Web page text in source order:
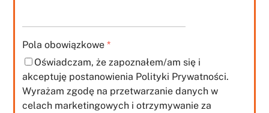
Pola obowiązkowe*
Oświadczam, że zapoznałem/am się i
akceptuję postanowienia Polityki Prywatności.
Wyrażam zgodę na przetwarzanie danych w
celach marketingowych i otrzymywanie za